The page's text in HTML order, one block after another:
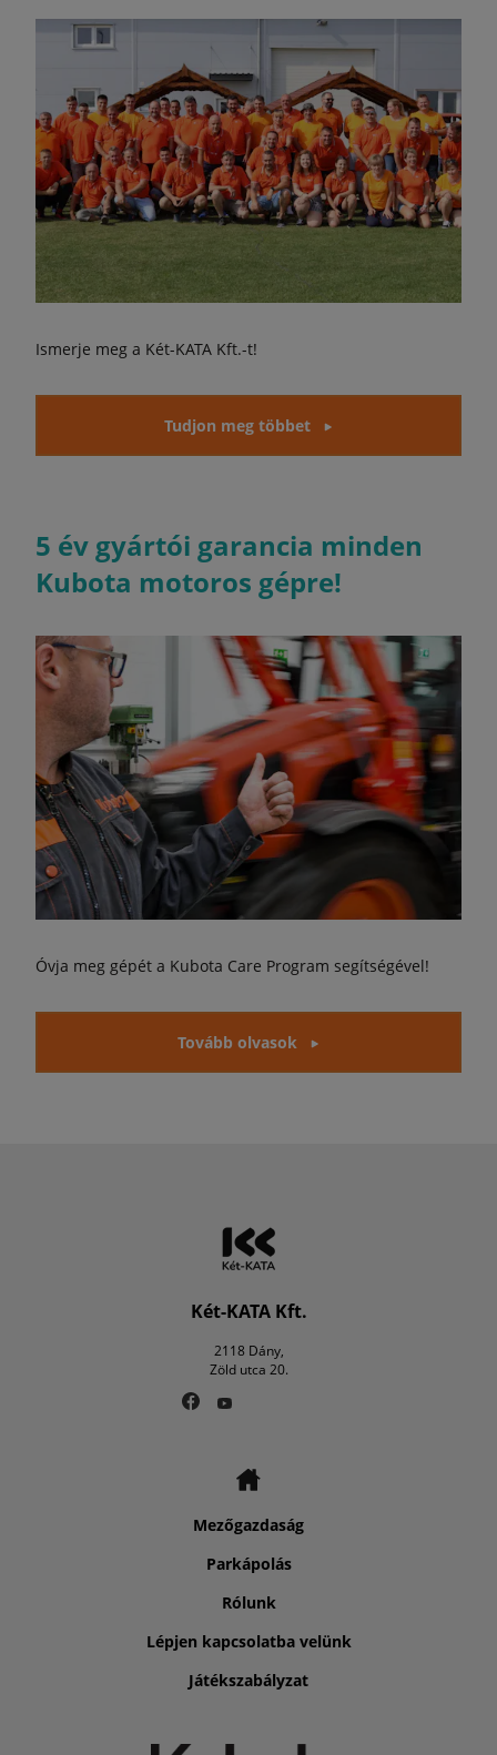
Ismerje meg a Két-KATA Kft.-t!
Tudjon meg többet
5 év gyártói garancia minden
Kubota motoros gépre!
Óvja meg gépét a Kubota Care Program segítségével!
Tovább olvasok
Két-KATA Kft.
2118 Dány,
Zöld utca 20.
Mezőgazdaság
Parkápolás
Rólunk
Lépjen kapcsolatba velünk
Játékszabályzat